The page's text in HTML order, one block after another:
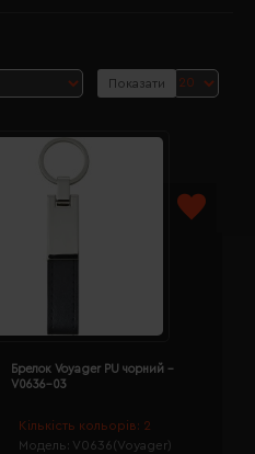
Показати
Кількість кольорів: 2
Модель: V0636(Voyager)
Брелок Voyager PU чорний -
V0636-03